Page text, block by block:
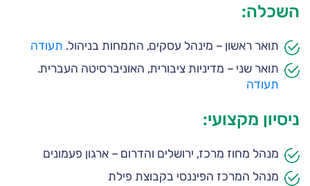
השכלה:
תואר ראשון – מינהל עסקים, התמחות בניהול. תעודה
תואר שני – מדיניות ציבורית, האוניברסיטה העברית.
תעודה
ניסיון מקצועי:
מנהל מחוז מרכז, ירושלים והדרום – ארגון פעמונים
מנהל המרכז הפיננסי בקבוצת פילת